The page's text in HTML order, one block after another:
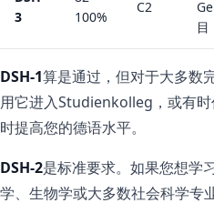
3
100%
C2
目
DSH-1算是通过，但对于大多数
用它进入Studienkolleg，或有
时提高您的德语水平。
DSH-2是标准要求。如果您想学
学、生物学或大多数社会科学专